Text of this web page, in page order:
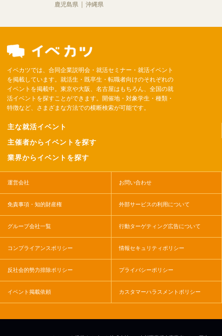
鹿児島県
沖縄県
イベカツでは、合同企業説明会・就活セミナー・就活イベント
を掲載しています。就活生・既卒生・転職者向けのそれぞれの
イベントを掲載中。東京や大阪、名古屋はもちろん、全国の就
活イベントを探すことができます。開催地・対象学生・種類・
特徴など、さまざまな方法での横断検索が可能です。
主な就活イベント
主催者からイベントを探す
業界からイベントを探す
運営会社 お問い合わせ
免責事項・知的財産権 外部サービスの利用について
グループ会社一覧 行動ターゲティング広告について
コンプライアンスポリシー 情報セキュリティポリシー
反社会的勢力排除ポリシー プライバシーポリシー
イベント掲載依頼 カスタマーハラスメントポリシー